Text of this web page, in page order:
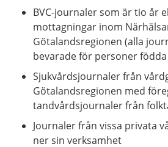
BVC-journaler som är tio år
mottagningar inom
Götalandsregionen (alla
bevarade för personer födda
Sjukvårdsjournaler från
Götalandsregionen med
tandvårdsjournaler från
Journaler från vissa privata
ner sin verksamhet